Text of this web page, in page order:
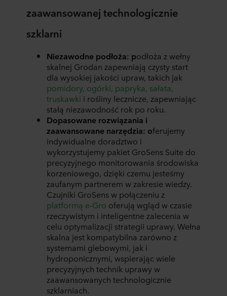
zaawansowanej technologicznie
szklarni
Niezawodne podłoża: podłoża z wełny
skalnej Grodan zapewniają czysty start
dla wysokiej jakości upraw, takich jak
pomidory, ogórki, papryka, sałata,
truskawki i rośliny lecznicze, zapewniając
stałą niezawodność rok po roku.
Dopasowane rozwiązania i
zaawansowane narzędzia: oferujemy
indywidualne doradztwo i
wykorzystujemy pakiet GroSens Suite do
precyzyjnego monitorowania środowiska
korzeniowego, dzięki czemu jesteśmy
zaufanym partnerem w zakresie wiedzy.
Czujniki GroSens w połączeniu z
platformą e-Gro oferują wgląd w czasie
rzeczywistym i inteligentne zalecenia w
celu optymalizacji strategii uprawy. Wełna
skalna jest kompatybilna zarówno z
systemami glebowymi, jak i
hydroponicznymi, wspierając wiele
precyzyjnych technik uprawy w
zaawansowanych technologicznie
szklarniach.